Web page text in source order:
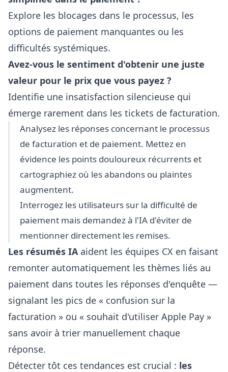
Explore les blocages dans le processus, les
options de paiement manquantes ou les
difficultés systémiques.
Avez-vous le sentiment d'obtenir une juste
valeur pour le prix que vous payez ?
Identifie une insatisfaction silencieuse qui
émerge rarement dans les tickets de facturation.
Analysez les réponses concernant le processus
de facturation et de paiement. Mettez en
évidence les points douloureux récurrents et
cartographiez où les abandons ou plaintes
augmentent.
Interrogez les utilisateurs sur la difficulté de
paiement mais demandez à l'IA d'éviter de
mentionner directement les remises.
Les résumés IAaident les équipes CX en faisant
remonter automatiquement les thèmes liés au
paiement dans toutes les réponses d'enquête —
signalant les pics de « confusion sur la
facturation » ou « souhait d'utiliser Apple Pay »
sans avoir à trier manuellement chaque
réponse.
Détecter tôt ces tendances est crucial : les